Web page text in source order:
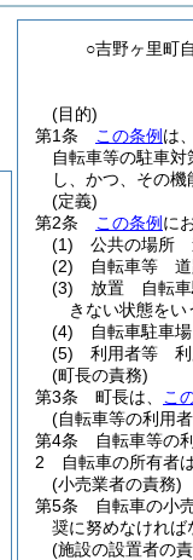
○吉野ヶ里町
(目的)
第1条
この条例 は
自転車等の駐車
し、かつ、その
(定義)
第2条
この条例 に
(1)
公共の場所
(2)
自転車等 道
(3)
放置 自転車
きない状態をい
(4)
自転車駐車
(5)
利用者等 利
(町長の責務)
第3条
町長は、 こ
(自転車等の利用
第4条
自転車等の
2
自転車の所有者
(小売業者の責務)
第5条
自転車の小
奨に努めなければ
(施設の設置者の